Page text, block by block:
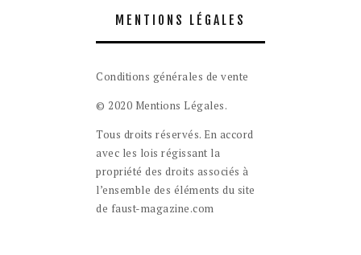
MENTIONS LÉGALES
Conditions générales de vente
© 2020 Mentions Légales.
Tous droits réservés. En accord
avec les lois régissant la
propriété des droits associés à
l’ensemble des éléments du site
de faust-magazine.com